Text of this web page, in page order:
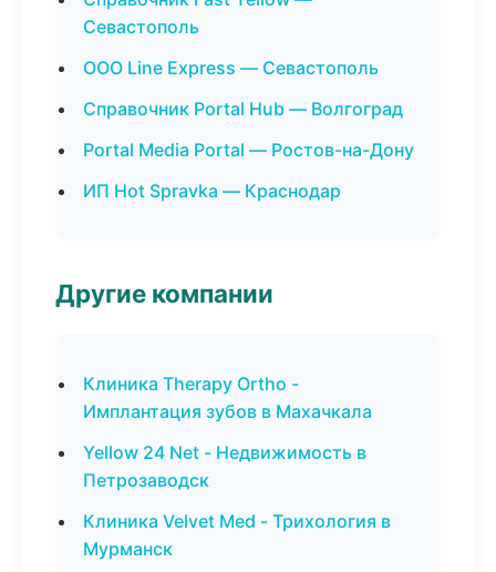
Севастополь
ООО Line Express — Севастополь
Справочник Portal Hub — Волгоград
Portal Media Portal — Ростов-на-Дону
ИП Hot Spravka — Краснодар
Другие компании
Клиника Therapy Ortho -
Имплантация зубов в Махачкала
Yellow 24 Net - Недвижимость в
Петрозаводск
Клиника Velvet Med - Трихология в
Мурманск